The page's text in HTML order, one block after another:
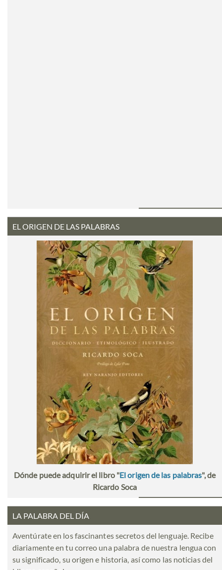
EL ORIGEN DE LAS PALABRAS
Dónde puede adquirir el libro "El origen de las palabras", de
Ricardo Soca
LA PALABRA DEL DÍA
Aventúrate en los fascinantes secretos del lenguaje. Recibe
diariamente en tu correo una palabra de nuestra lengua con
su significado, su origen e historia, así como las noticias del